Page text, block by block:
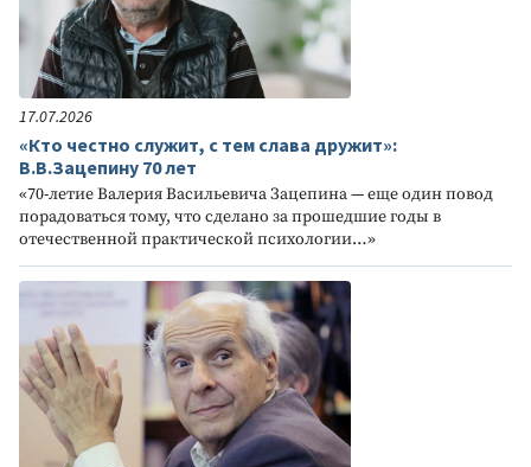
17.07.2026
«Кто честно служит, с тем слава дружит»:
В.В.Зацепину 70 лет
«70-летие Валерия Васильевича Зацепина — еще один повод
порадоваться тому, что сделано за прошедшие годы в
отечественной практической психологии…»